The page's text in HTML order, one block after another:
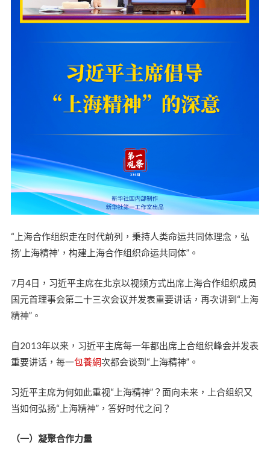
“上海合作组织走在时代前列，秉持人类命运共同体理念，弘
扬‘上海精神’，构建上海合作组织命运共同体”。
7月4日，习近平主席在北京以视频方式出席上海合作组织成员
国元首理事会第二十三次会议并发表重要讲话，再次讲到“上海
精神”。
自2013年以来，习近平主席每一年都出席上合组织峰会并发表
重要讲话，每一包養網次都会谈到“上海精神”。
习近平主席为何如此重视“上海精神”？面向未来，上合组织又
当如何弘扬“上海精神”，答好时代之问？
（一）凝聚合作力量